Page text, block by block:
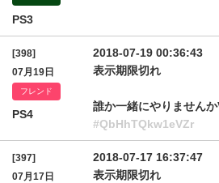
PS3
[398]
07月19日
フレンド
PS4
2018-07-19 00:36:43
表示期限切れ
誰か一緒にやりません
#QbHhTQkw1eVZr
[397]
07月17日
2018-07-17 16:37:47
表示期限切れ